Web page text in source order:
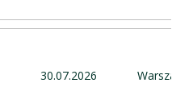
30.07.2026 Warszawa